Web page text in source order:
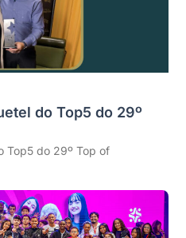
do Top5 do 29º
Top5 do 29º Top of